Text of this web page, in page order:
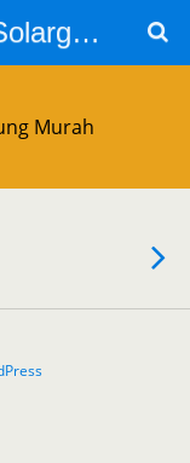
Jual Kaca Film 3M, Solargard, Cutting Sticker Sandblast
Murah